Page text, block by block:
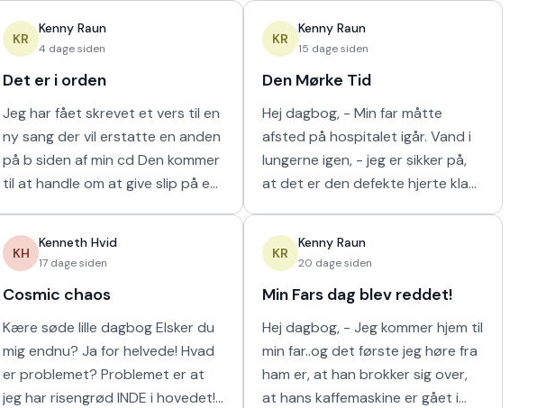
naturligvis er muligt m
KR
Kenny Raun
4 dage siden
Det er i orden
Jeg har fået skrevet et vers til en
ny sang der vil erstatte en anden
på b siden af min cd Den kommer
til at handle om at give slip på en
KH
Kenneth Hvid
17 dage siden
Cosmic chaos
Kære søde lille dagbog Elsker du
mig endnu? Ja for helvede! Hvad
er problemet? Problemet er at
jeg har risengrød INDE i hovedet!
naturligt hur
KR
Kenny Raun
15 dage siden
Den Mørke Tid
Hej dagbog, - Min far måtte
afsted på hospitalet igår. Vand i
lungerne igen, - jeg er sikker på,
at det er den defekte hjerte klap
viser
KR
Kenny Raun
20 dage siden
Min Fars dag blev reddet!
Hej dagbog, - Jeg kommer hjem til
min far..og det første jeg høre fra
ham er, at han brokker sig over,
at hans kaffemaskine er gået i